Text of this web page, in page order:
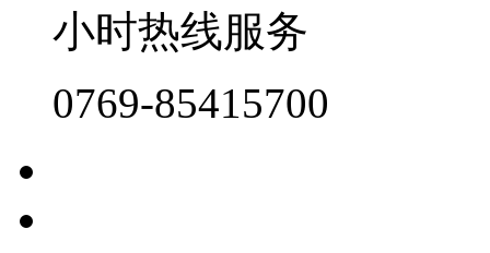
小时热线服务
0769-85415700